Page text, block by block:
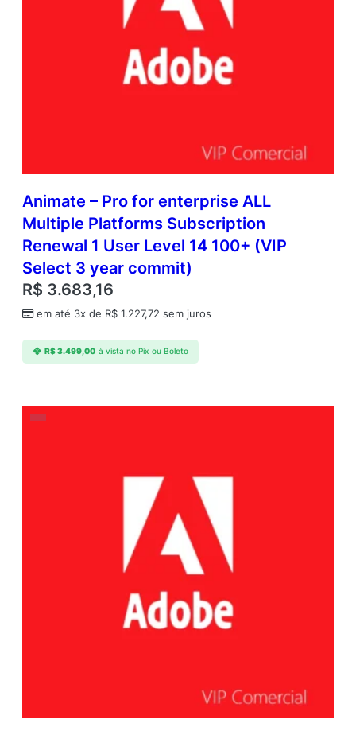
Animate – Pro for enterprise ALL
Multiple Platforms Subscription
Renewal 1 User Level 14 100+ (VIP
Select 3 year commit)
R$ 3.683,16
em até 3x de R$ 1.227,72 sem juros
R$3.499,00 à vista no Pix ou Boleto